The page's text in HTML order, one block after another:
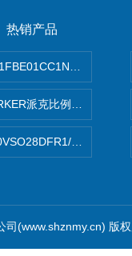
热销产品
派克比例阀 柱塞泵
(www.shznmy.cn) 版